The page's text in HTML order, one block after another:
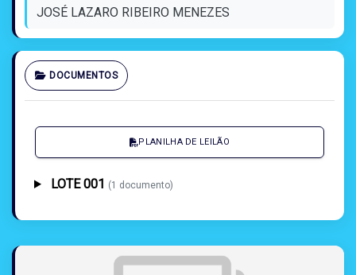
JOSÉ LAZARO RIBEIRO MENEZES
DOCUMENTOS
PLANILHA DE LEILÃO
LOTE 001 (1 documento)